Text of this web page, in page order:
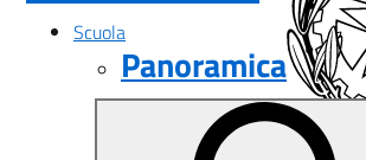
Scuola
Panoramica
Presentazione